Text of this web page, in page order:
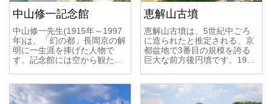
中山修一記念館
中山修一先生(1915年～1997
年)は、「幻の都」長岡京の解
明に一生涯を捧げた人物で
す。記念館には空から観た…
恵解山古墳
恵解山古墳は、5世紀中ごろ
に造られたと推定される、京
都盆地で3番目の規模を誇る
巨大な前方後円墳です。19…